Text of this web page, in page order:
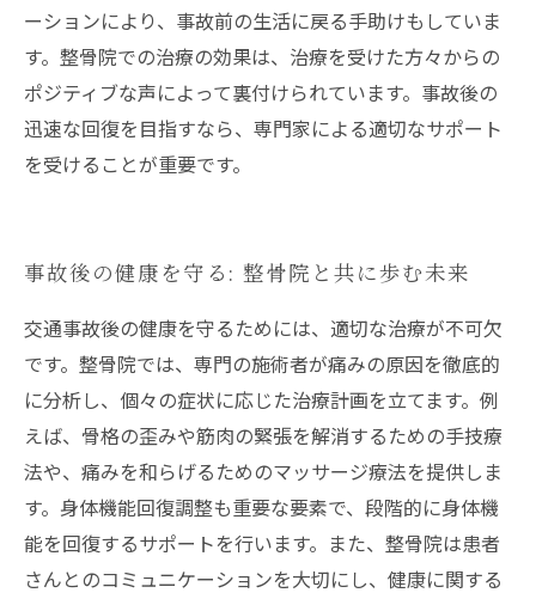
ーションにより、事故前の生活に戻る手助けもしていま
す。整骨院での治療の効果は、治療を受けた方々からの
ポジティブな声によって裏付けられています。事故後の
迅速な回復を目指すなら、専門家による適切なサポート
を受けることが重要です。
事故後の健康を守る: 整骨院と共に歩む未来
交通事故後の健康を守るためには、適切な治療が不可欠
です。整骨院では、専門の施術者が痛みの原因を徹底的
に分析し、個々の症状に応じた治療計画を立てます。例
えば、骨格の歪みや筋肉の緊張を解消するための手技療
法や、痛みを和らげるためのマッサージ療法を提供しま
す。身体機能回復調整も重要な要素で、段階的に身体機
能を回復するサポートを行います。また、整骨院は患者
さんとのコミュニケーションを大切にし、健康に関する